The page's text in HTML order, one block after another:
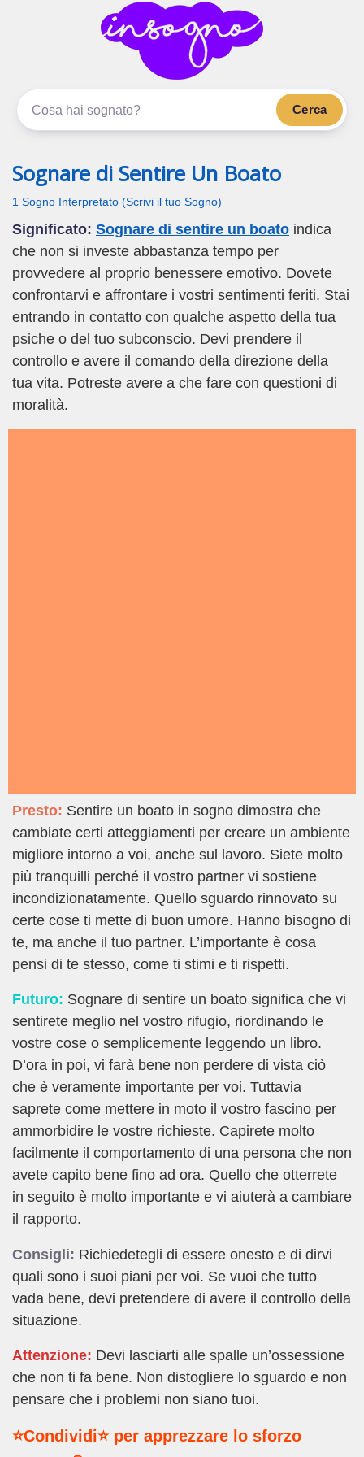
inSogno.com
I sogni significano di più
Cerca
Sognare di Sentire Un Boato
1 Sogno Interpretato (Scrivi il tuo Sogno)
Significato: Sognare di sentire un boato indica
che non si investe abbastanza tempo per
provvedere al proprio benessere emotivo. Dovete
confrontarvi e affrontare i vostri sentimenti feriti. Stai
entrando in contatto con qualche aspetto della tua
psiche o del tuo subconscio. Devi prendere il
controllo e avere il comando della direzione della
tua vita. Potreste avere a che fare con questioni di
moralità.
Presto: Sentire un boato in sogno dimostra che
cambiate certi atteggiamenti per creare un ambiente
migliore intorno a voi, anche sul lavoro. Siete molto
più tranquilli perché il vostro partner vi sostiene
incondizionatamente. Quello sguardo rinnovato su
certe cose ti mette di buon umore. Hanno bisogno di
te, ma anche il tuo partner. L’importante è cosa
pensi di te stesso, come ti stimi e ti rispetti.
Futuro: Sognare di sentire un boato significa che vi
sentirete meglio nel vostro rifugio, riordinando le
vostre cose o semplicemente leggendo un libro.
D’ora in poi, vi farà bene non perdere di vista ciò
che è veramente importante per voi. Tuttavia
saprete come mettere in moto il vostro fascino per
ammorbidire le vostre richieste. Capirete molto
facilmente il comportamento di una persona che non
avete capito bene fino ad ora. Quello che otterrete
in seguito è molto importante e vi aiuterà a cambiare
il rapporto.
Consigli: Richiedetegli di essere onesto e di dirvi
quali sono i suoi piani per voi. Se vuoi che tutto
vada bene, devi pretendere di avere il controllo della
situazione.
Attenzione: Devi lasciarti alle spalle un’ossessione
che non ti fa bene. Non distogliere lo sguardo e non
pensare che i problemi non siano tuoi.
⭐Condividi⭐ per apprezzare lo sforzo